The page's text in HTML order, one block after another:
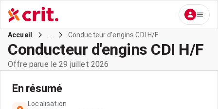
Accueil Conducteur d'engins CDI H/F
Conducteur d'engins CDI H/F
Offre parue le 29 juillet 2026
En résumé
Localisation